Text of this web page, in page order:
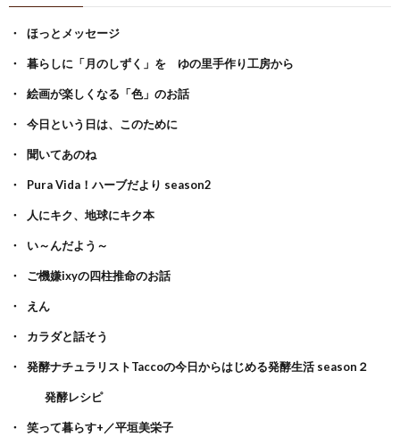
ほっとメッセージ
暮らしに「月のしずく」を ゆの里手作り工房から
絵画が楽しくなる「色」のお話
今日という日は、このために
聞いてあのね
Pura Vida！ハーブだより season2
人にキク、地球にキク本
い～んだよう～
ご機嫌ixyの四柱推命のお話
えん
カラダと話そう
発酵ナチュラリストTaccoの今日からはじめる発酵生活 season２
発酵レシピ
笑って暮らす+／平垣美栄子